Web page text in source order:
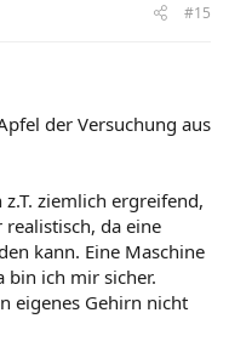
#15
der Versuchung aus
ziemlich ergreifend,
da eine
kann. Eine Maschine
bin ich mir sicher.
eigenes Gehirn nicht